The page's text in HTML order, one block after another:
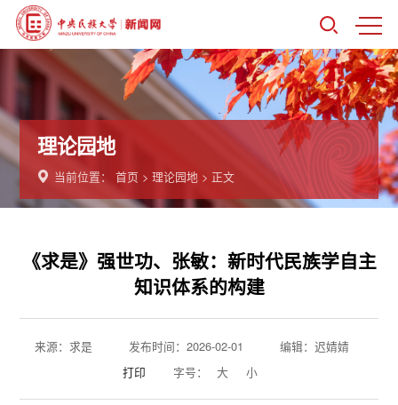
理论园地
当前位置：首页 >理论园地 > 正文
《求是》​强世功、张敏：新时代民族学自主
知识体系的构建
来源：求是 发布时间：2026-02-01
编辑：迟婧婧
打印
字号： 大 小